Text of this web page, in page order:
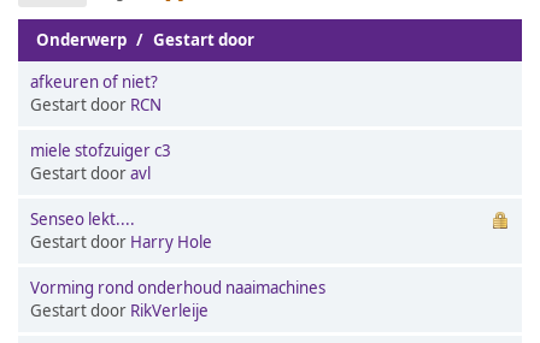
Onderwerp / Gestart door
afkeuren of niet?
Gestart door RCN
miele stofzuiger c3
Gestart dooravl
Senseo lekt....
Gestart door Harry Hole
Vorming rond onderhoud naaimachines
Gestart door RikVerleije